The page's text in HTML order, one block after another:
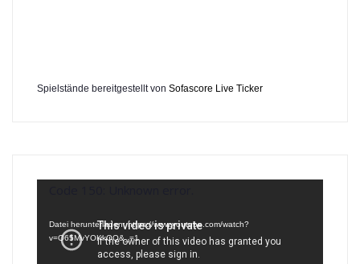
Spielstände bereitgestellt von Sofascore Live Ticker
Datei herunterladen: https://www.youtube.com/watch?
v=O65MvYOKkQQ&_=1